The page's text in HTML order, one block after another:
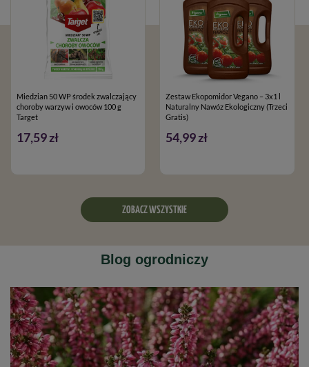
Miedzian 50 WP środek zwalczający
choroby warzyw i owoców 100 g
Target
17,59 zł
Zestaw Ekopomidor Vegano – 3x1 l
Naturalny Nawóz Ekologiczny (Trzeci
Gratis)
54,99 zł
ZOBACZ WSZYSTKIE
Blog ogrodniczy